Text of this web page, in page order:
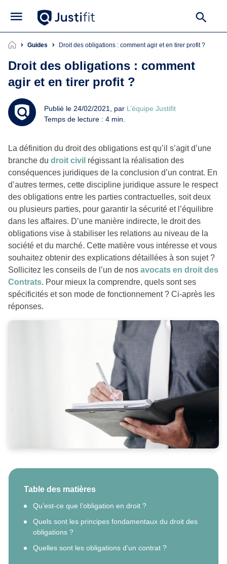
Guides Droit des obligations : comment agir et en tirer profit ?
Droit des obligations : comment
agir et en tirer profit ?
Publié le 24/02/2021, par L’équipe Justifit
Temps de lecture : 4 min.
La définition du droit des obligations est qu’il s’agit d’une
branche du droit civil régissant la réalisation des
conséquences juridiques de la conclusion d’un contrat. En
d’autres termes, cette discipline juridique assure le respect
des obligations entre les parties contractuelles, soit deux
ou plusieurs parties, pour garantir la sécurité et l’équilibre
dans les affaires. D’une manière indirecte, le droit des
obligations vise à stabiliser les relations au niveau de la
société et du marché. Cette matière vous intéresse et vous
souhaitez obtenir des explications détaillées à son sujet ?
Sollicitez les conseils de l’un de nos avocats en droit des
Contrats. Pour mieux la comprendre, quels sont ses
spécificités et son mode de fonctionnement ? Ci-après les
réponses.
Table des matières
Qu’est-ce que l’obligation en droit ?
Quels sont les principes fondamentaux du droit des
obligations ?
Quelles sont les obligations d’un contrat ?